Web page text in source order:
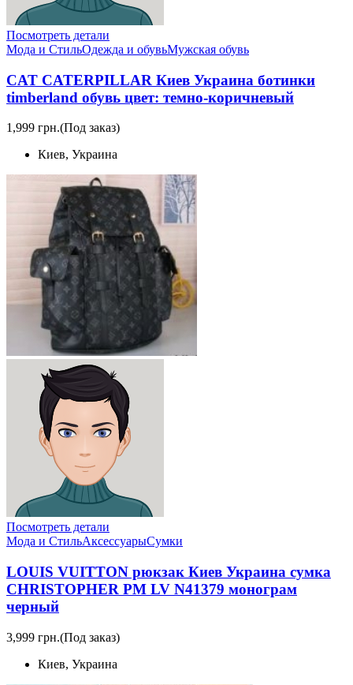
Посмотреть детали
Мода и СтильОдежда и обувьМужская обувь
CAT CATERPILLAR Киев Украина ботинки
timberland обувь цвет: темно-коричневый
1,999 грн.(Под заказ)
Киев, Украина
Посмотреть детали
Мода и СтильАксессуарыСумки
LOUIS VUITTON рюкзак Киев Украина сумка
CHRISTOPHER PM LV N41379 монограм
черный
3,999 грн.(Под заказ)
Киев, Украина